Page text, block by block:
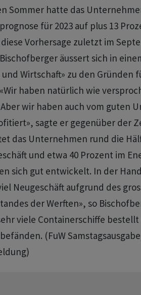
Sommer hatte das
für 2023 auf plus 13
Vorhersage zuletzt im
Bischofberger äussert sich in
und Wirtschaft» zu den Gründen
haben natürlich wie
wir haben auch vom guten
sagte er gegenüber der
das Unternehmen rund die
und etwa 40 Prozent im
sich gut entwickelt. In der
Neugeschäft aufgrund des
der Werften», so
viele Containerschiffe
(FuW